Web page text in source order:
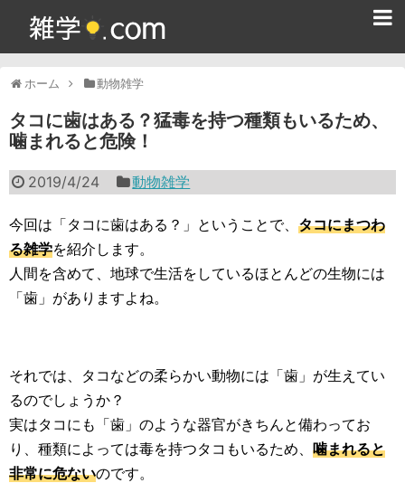
ホーム 動物雑学
タコに歯はある？猛毒を持つ種類もいるため、
噛まれると危険！
2019/4/24 動物雑学
今回は「タコに歯はある？」ということで、 タコにまつわ
る雑学を紹介します。
人間を含めて、地球で生活をしているほとんどの生物には
「歯」がありますよね。
それでは、タコなどの柔らかい動物には「歯」が生えてい
るのでしょうか？
実はタコにも「歯」のような器官がきちんと備わってお
り、種類によっては毒を持つタコもいるため、 噛まれると
非常に危ないのです。
365日雑学カレンダー
面白い雑学
ためになる雑学
スポーツ雑学
食べ物雑学
歴史雑学
生活雑学
サイト情報